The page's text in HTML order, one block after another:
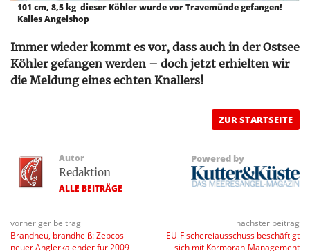
101 cm, 8,5 kg  dieser Köhler wurde vor Travemünde gefangen!
Kalles Angelshop
Immer wieder kommt es vor, dass auch in der Ostsee
Köhler gefangen werden – doch jetzt erhielten wir
die Meldung eines echten Knallers!
ZUR STARTSEITE
Autor
Redaktion
ALLE BEITRÄGE
Powered by
vorheriger beitrag
Brandneu, brandheiß: Zebcos
neuer Anglerkalender für 2009
nächster beitrag
EU-Fischereiausschuss beschäftigt
sich mit Kormoran-Management